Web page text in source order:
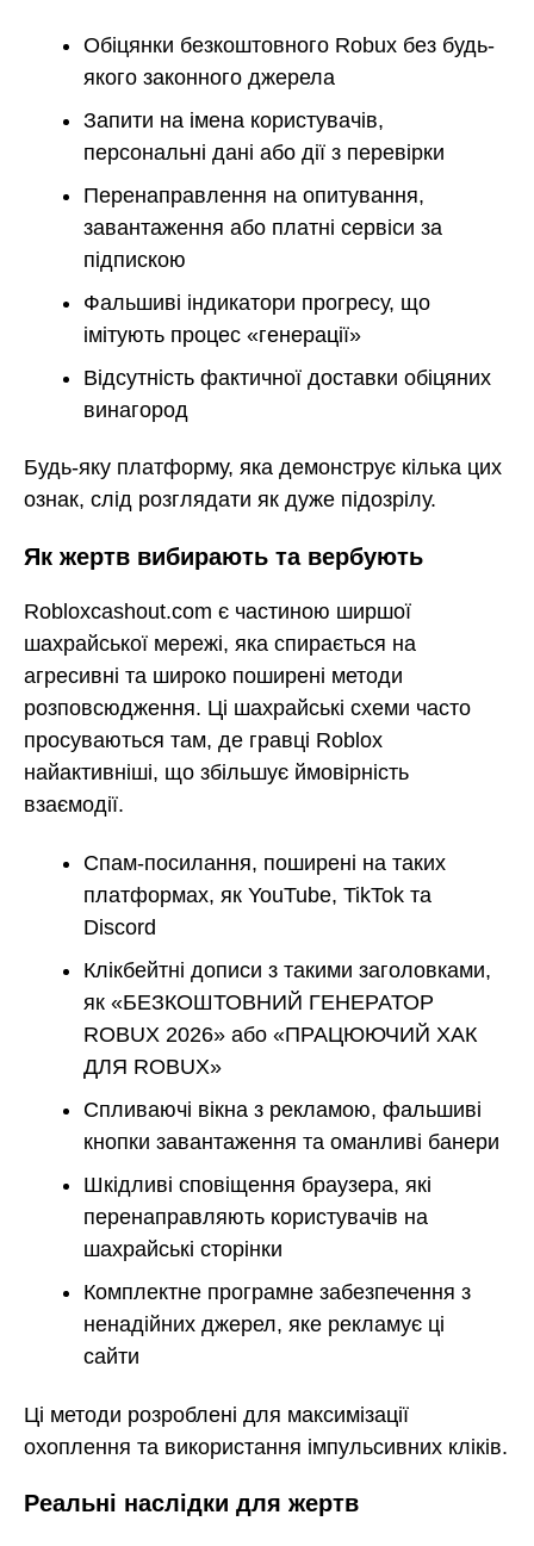
Обіцянки безкоштовного Robux без будь-
якого законного джерела
Запити на імена користувачів,
персональні дані або дії з перевірки
Перенаправлення на опитування,
завантаження або платні сервіси за
підпискою
Фальшиві індикатори прогресу, що
імітують процес «генерації»
Відсутність фактичної доставки обіцяних
винагород
Будь-яку платформу, яка демонструє кілька цих
ознак, слід розглядати як дуже підозрілу.
Як жертв вибирають та вербують
Robloxcashout.com є частиною ширшої
шахрайської мережі, яка спирається на
агресивні та широко поширені методи
розповсюдження. Ці шахрайські схеми часто
просуваються там, де гравці Roblox
найактивніші, що збільшує ймовірність
взаємодії.
Спам-посилання, поширені на таких
платформах, як YouTube, TikTok та
Discord
Клікбейтні дописи з такими заголовками,
як «БЕЗКОШТОВНИЙ ГЕНЕРАТОР
ROBUX 2026» або «ПРАЦЮЮЧИЙ ХАК
ДЛЯ ROBUX»
Спливаючі вікна з рекламою, фальшиві
кнопки завантаження та оманливі банери
Шкідливі сповіщення браузера, які
перенаправляють користувачів на
шахрайські сторінки
Комплектне програмне забезпечення з
ненадійних джерел, яке рекламує ці
сайти
Ці методи розроблені для максимізації
охоплення та використання імпульсивних кліків.
Реальні наслідки для жертв